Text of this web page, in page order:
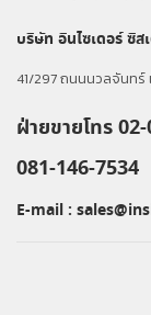
บริษัท อินไซเดอร์ ซิส
41/297 ถนนนวลจันท
ฝ่ายขายโทร
081-146-7534
E-mail :